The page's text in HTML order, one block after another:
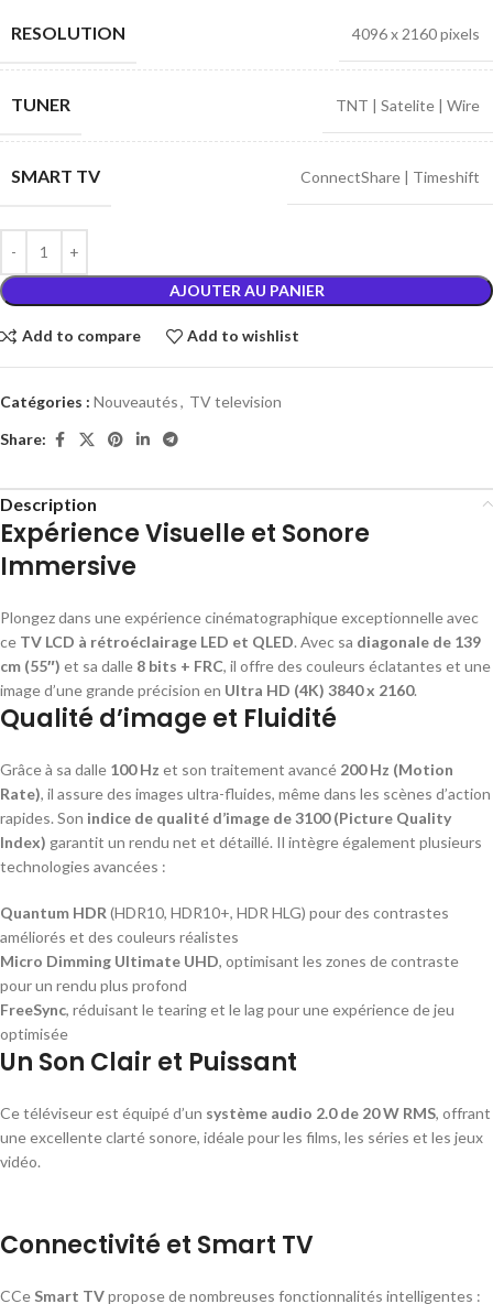
RESOLUTION 4096 x 2160 pixels
TUNER TNT | Satelite | Wire
SMART TV ConnectShare | Timeshift
AJOUTER AU PANIER
Add to compare Add to wishlist
Catégories : Nouveautés, TV television
Share:
Description
Expérience Visuelle et Sonore
Immersive
Plongez dans une expérience cinématographique exceptionnelle avec
ce TV LCD à rétroéclairage LED et QLED. Avec sa diagonale de 139
cm (55″) et sa dalle 8 bits + FRC, il offre des couleurs éclatantes et une
image d’une grande précision en Ultra HD (4K) 3840 x 2160.
Qualité d’image et Fluidité
Grâce à sa dalle 100 Hz et son traitement avancé 200 Hz (Motion
Rate), il assure des images ultra-fluides, même dans les scènes d’action
rapides. Son indice de qualité d’image de 3100 (Picture Quality
Index) garantit un rendu net et détaillé. Il intègre également plusieurs
technologies avancées :
Quantum HDR (HDR10, HDR10+, HDR HLG) pour des contrastes
améliorés et des couleurs réalistes
Micro Dimming Ultimate UHD, optimisant les zones de contraste
pour un rendu plus profond
FreeSync, réduisant le tearing et le lag pour une expérience de jeu
optimisée
Un Son Clair et Puissant
Ce téléviseur est équipé d’un système audio 2.0 de 20 W RMS, offrant
une excellente clarté sonore, idéale pour les films, les séries et les jeux
vidéo.
Connectivité et Smart TV
CCe Smart TVpropose de nombreuses fonctionnalités intelligentes :